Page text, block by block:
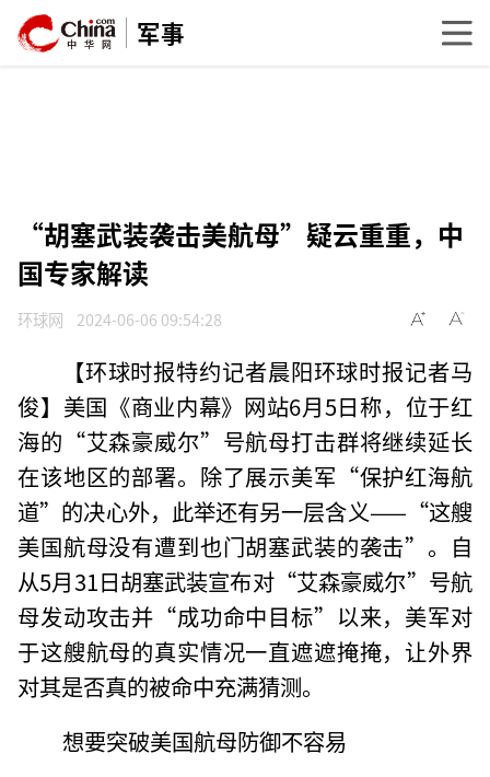
军事
“胡塞武装袭击美航母”疑云重重，中
国专家解读
环球网 2024-06-06 09:54:28
【环球时报特约记者晨阳环球时报记者马
俊】美国《商业内幕》网站6月5日称，位于红
海的“艾森豪威尔”号航母打击群将继续延长
在该地区的部署。除了展示美军“保护红海航
道”的决心外，此举还有另一层含义——“这艘
美国航母没有遭到也门胡塞武装的袭击”。自
从5月31日胡塞武装宣布对“艾森豪威尔”号航
母发动攻击并“成功命中目标”以来，美军对
于这艘航母的真实情况一直遮遮掩掩，让外界
对其是否真的被命中充满猜测。
想要突破美国航母防御不容易